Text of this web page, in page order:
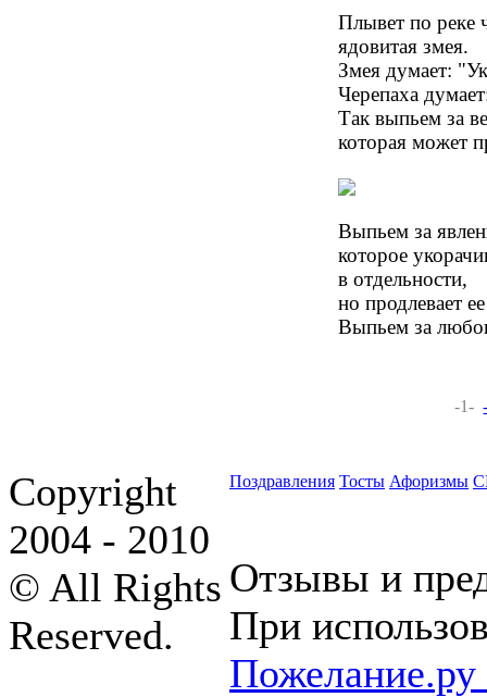
Плывет по реке
ядовитая змея.
Змея думает:
Черепаха
Так выпьем за
которая может
Выпьем за
которое
в отдельности,
но продлевает
Выпьем за
-1-
Copyright
2004 - 2010
© All Rights
Reserved.
Поздравления Тосты Афоризмы
Отзывы и
При
Пожелание.ру